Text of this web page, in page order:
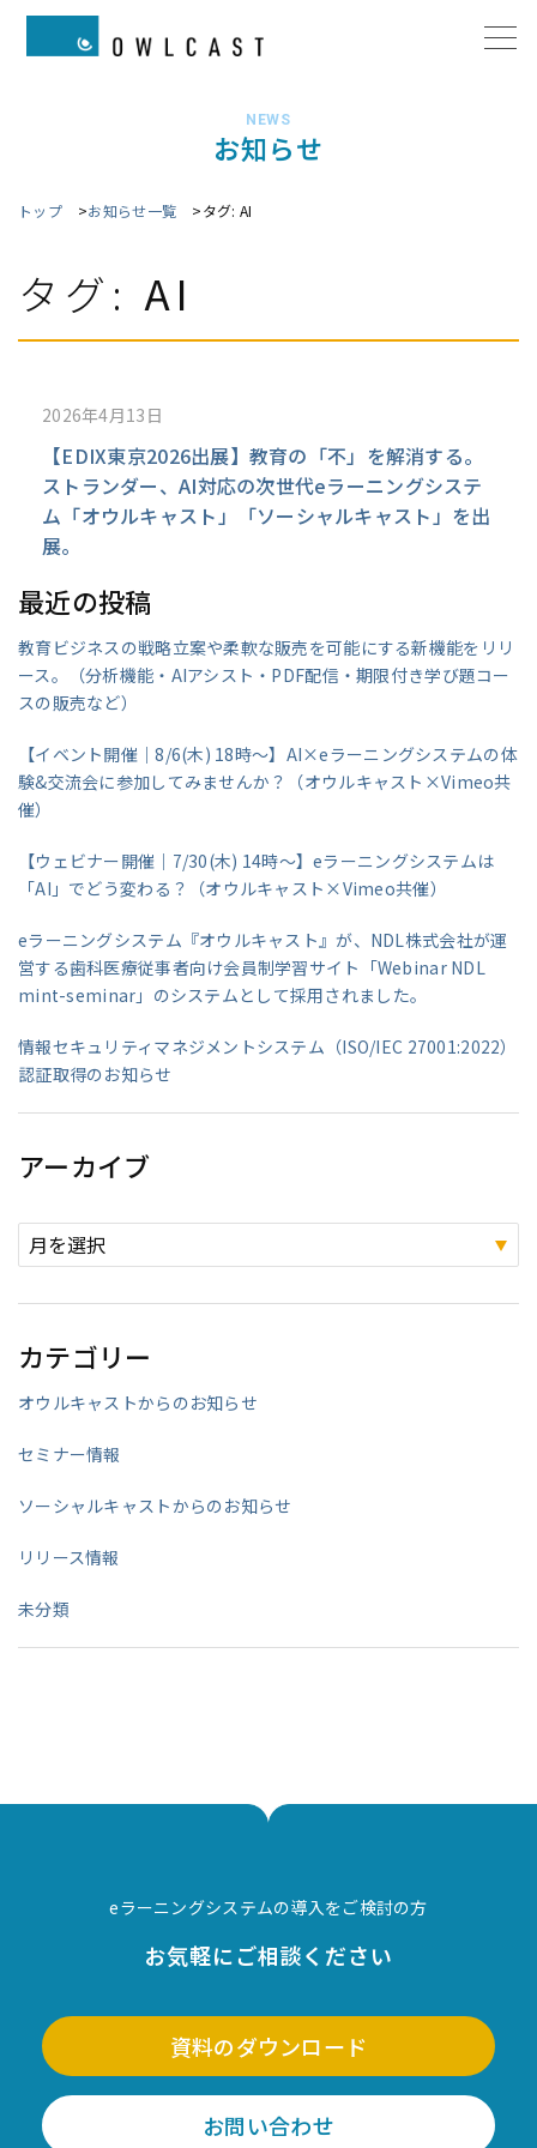
お知らせ
NEWS
トップ お知らせ一覧 タグ: AI
タグ: AI
2026年4月13日
【EDIX東京2026出展】教育の「不」を解消する。
ストランダー、AI対応の次世代eラーニングシステ
ム「オウルキャスト」「ソーシャルキャスト」を出
展。
最近の投稿
教育ビジネスの戦略立案や柔軟な販売を可能にする新機能をリリ
ース。（分析機能・AIアシスト・PDF配信・期限付き学び題コー
スの販売など）
【イベント開催｜8/6(木) 18時～】AI×eラーニングシステムの体
験&交流会に参加してみませんか？（オウルキャスト×Vimeo共
催）
【ウェビナー開催｜7/30(木) 14時～】eラーニングシステムは
「AI」でどう変わる？（オウルキャスト×Vimeo共催）
eラーニングシステム『オウルキャスト』が、NDL株式会社が運
営する歯科医療従事者向け会員制学習サイト「Webinar NDL
mint-seminar」のシステムとして採用されました。
情報セキュリティマネジメントシステム（ISO/IEC 27001:2022）
認証取得のお知らせ
アーカイブ
カテゴリー
オウルキャストからのお知らせ
セミナー情報
ソーシャルキャストからのお知らせ
リリース情報
未分類
eラーニングシステムの導入をご検討の方
お気軽にご相談ください
資料のダウンロード
お問い合わせ